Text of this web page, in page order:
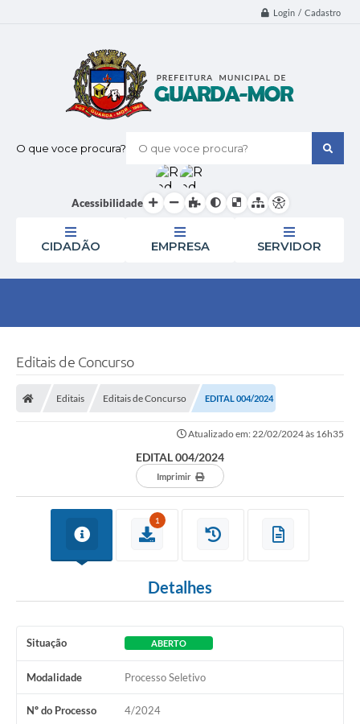
Login / Cadastro
O que voce procura?
Acessibilidade
CIDADÃO EMPRESA SERVIDOR
Editais de Concurso
Editais Editais de Concurso EDITAL 004/2024
Atualizado em: 22/02/2024 às 16h35
EDITAL 004/2024
Imprimir
1
Detalhes
Situação ABERTO
Modalidade Processo Seletivo
Nº do Processo 4/2024